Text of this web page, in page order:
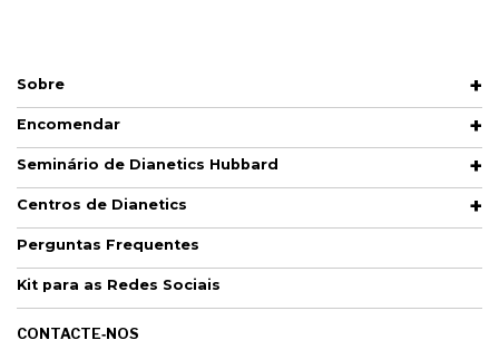
Sobre
Encomendar
Seminário de Dianetics Hubbard
Centros de Dianetics
Perguntas Frequentes
Kit para as Redes Sociais
CONTACTE‑NOS